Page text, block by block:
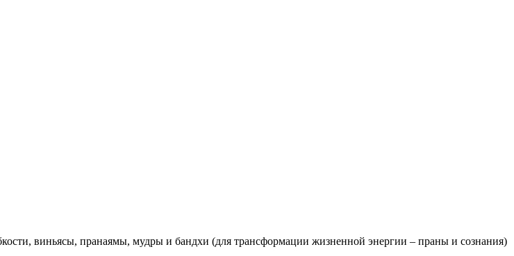
виньясы, пранаямы, мудры и бандхи (для трансформации жизненной энергии – праны и сознания)